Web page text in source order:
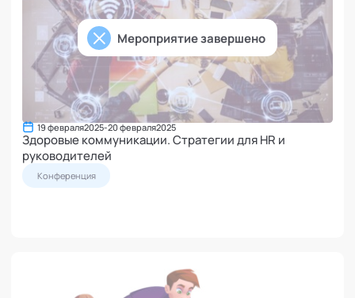
Мероприятие завершено
19 февраля2025-20 февраля2025
Здоровые коммуникации. Стратегии для HR и
руководителей
Конференция